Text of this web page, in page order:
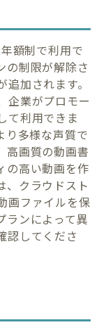
額制で利用で
の制限が解除さ
加されます。
企業がプロモー
て利用できま
り多様な声質で
高画質の動画書
の高い動画を作
、クラウドスト
画ファイルを保
ランによって異
認してくださ